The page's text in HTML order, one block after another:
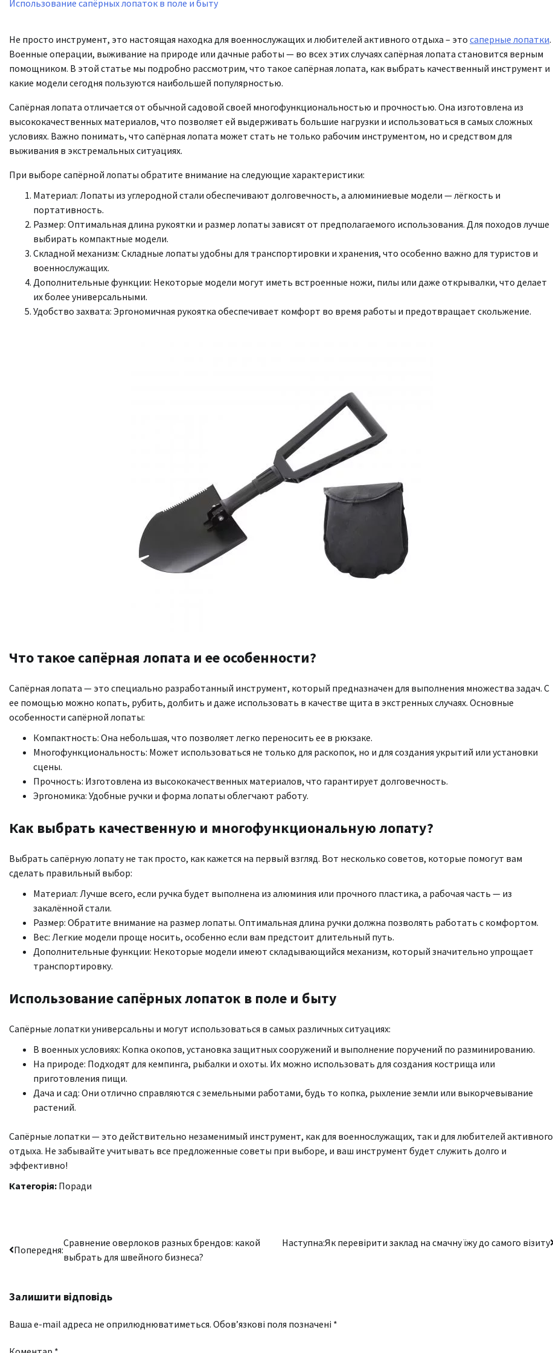
Использование сапёрных лопаток в поле и быту
Не просто инструмент, это настоящая находка для военнослужащих и любителей активного отдыха – это саперные лопатки.
Военные операции, выживание на природе или дачные работы — во всех этих случаях сапёрная лопата становится верным
помощником. В этой статье мы подробно рассмотрим, что такое сапёрная лопата, как выбрать качественный инструмент и
какие модели сегодня пользуются наибольшей популярностью.
Сапёрная лопата отличается от обычной садовой своей многофункциональностью и прочностью. Она изготовлена из
высококачественных материалов, что позволяет ей выдерживать большие нагрузки и использоваться в самых сложных
условиях. Важно понимать, что сапёрная лопата может стать не только рабочим инструментом, но и средством для
выживания в экстремальных ситуациях.
При выборе сапёрной лопаты обратите внимание на следующие характеристики:
Материал: Лопаты из углеродной стали обеспечивают долговечность, а алюминиевые модели — лёгкость и
портативность.
Размер: Оптимальная длина рукоятки и размер лопаты зависят от предполагаемого использования. Для походов лучше
выбирать компактные модели.
Складной механизм: Складные лопаты удобны для транспортировки и хранения, что особенно важно для туристов и
военнослужащих.
Дополнительные функции: Некоторые модели могут иметь встроенные ножи, пилы или даже открывалки, что делает
их более универсальными.
Удобство захвата: Эргономичная рукоятка обеспечивает комфорт во время работы и предотвращает скольжение.
Что такое сапёрная лопата и ее особенности?
Сапёрная лопата — это специально разработанный инструмент, который предназначен для выполнения множества задач. С
ее помощью можно копать, рубить, долбить и даже использовать в качестве щита в экстренных случаях. Основные
особенности сапёрной лопаты:
Компактность: Она небольшая, что позволяет легко переносить ее в рюкзаке.
Многофункциональность: Может использоваться не только для раскопок, но и для создания укрытий или установки
сцены.
Прочность: Изготовлена из высококачественных материалов, что гарантирует долговечность.
Эргономика: Удобные ручки и форма лопаты облегчают работу.
Как выбрать качественную и многофункциональную лопату?
Выбрать сапёрную лопату не так просто, как кажется на первый взгляд. Вот несколько советов, которые помогут вам
сделать правильный выбор:
Материал: Лучше всего, если ручка будет выполнена из алюминия или прочного пластика, а рабочая часть — из
закалённой стали.
Размер: Обратите внимание на размер лопаты. Оптимальная длина ручки должна позволять работать с комфортом.
Вес: Легкие модели проще носить, особенно если вам предстоит длительный путь.
Дополнительные функции: Некоторые модели имеют складывающийся механизм, который значительно упрощает
транспортировку.
Использование сапёрных лопаток в поле и быту
Сапёрные лопатки универсальны и могут использоваться в самых различных ситуациях:
В военных условиях: Копка окопов, установка защитных сооружений и выполнение поручений по разминированию.
На природе: Подходят для кемпинга, рыбалки и охоты. Их можно использовать для создания кострища или
приготовления пищи.
Дача и сад: Они отлично справляются с земельными работами, будь то копка, рыхление земли или выкорчевывание
растений.
Сапёрные лопатки — это действительно незаменимый инструмент, как для военнослужащих, так и для любителей активного
отдыха. Не забывайте учитывать все предложенные советы при выборе, и ваш инструмент будет служить долго и
эффективно!
Категорія: Поради
Навігація
Попередня:
Сравнение оверлоков разных брендов: какой
выбрать для швейного бизнеса?
Наступна:Як перевірити заклад на смачну їжу до самого візиту
Залишити відповідь
Ваша e-mail адреса не оприлюднюватиметься. Обов’язкові поля позначені *